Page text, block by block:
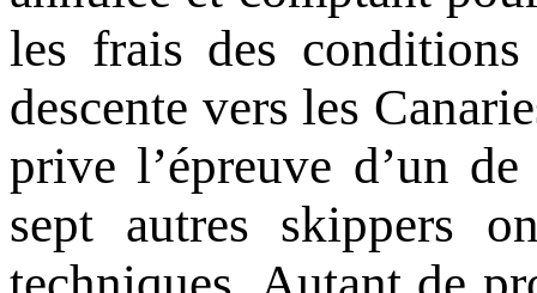
les frais des conditions
descente vers les
prive l’épreuve d’un
sept autres skippers